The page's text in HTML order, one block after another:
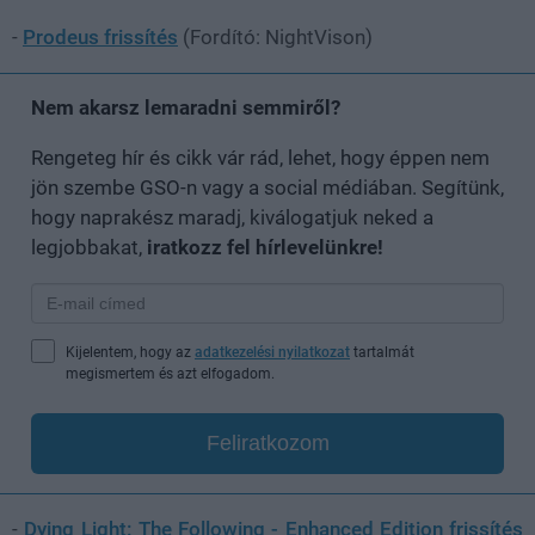
- Prodeus frissítés (Fordító: NightVison)
Nem akarsz lemaradni semmiről?
Rengeteg hír és cikk vár rád, lehet, hogy éppen nem
jön szembe GSO-n vagy a social médiában. Segítünk,
hogy naprakész maradj, kiválogatjuk neked a
legjobbakat, iratkozz fel hírlevelünkre!
Kijelentem, hogy az adatkezelési nyilatkozat tartalmát
megismertem és azt elfogadom.
Feliratkozom
- Dying Light: The Following - Enhanced Edition frissítés